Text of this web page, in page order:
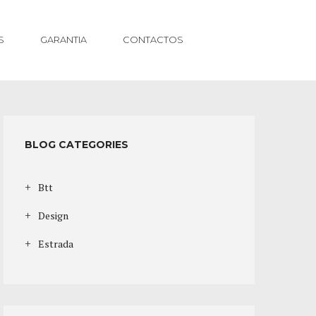
GARANTIA CONTACTOS
BLOG CATEGORIES
Btt
Design
Estrada